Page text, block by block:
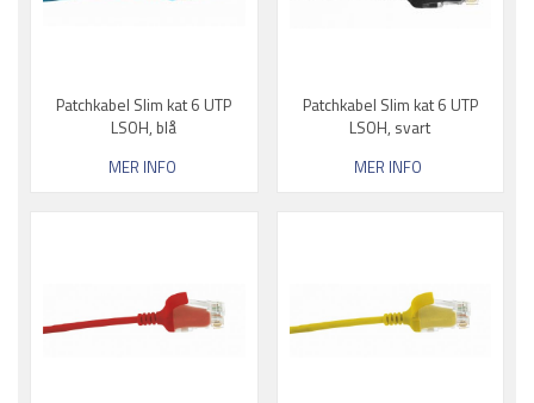
Patchkabel Slim kat 6 UTP
LSOH, blå
MER INFO
Patchkabel Slim kat 6 UTP
LSOH, svart
MER INFO